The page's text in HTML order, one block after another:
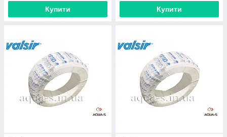
Купити Купити